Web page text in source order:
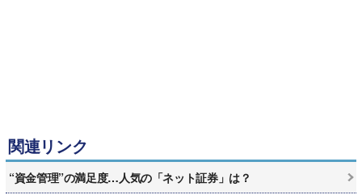
関連リンク
“資金管理”の満足度…人気の「ネット証券」は？